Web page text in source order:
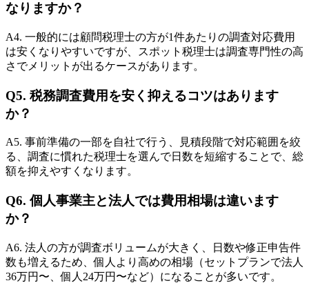
なりますか？
A4. 一般的には顧問税理士の方が1件あたりの調査対応費用
は安くなりやすいですが、スポット税理士は調査専門性の高
さでメリットが出るケースがあります。
Q5. 税務調査費用を安く抑えるコツはあります
か？
A5. 事前準備の一部を自社で行う、見積段階で対応範囲を絞
る、調査に慣れた税理士を選んで日数を短縮することで、総
額を抑えやすくなります。
Q6. 個人事業主と法人では費用相場は違います
か？
A6. 法人の方が調査ボリュームが大きく、日数や修正申告件
数も増えるため、個人より高めの相場（セットプランで法人
36万円〜、個人24万円〜など）になることが多いです。